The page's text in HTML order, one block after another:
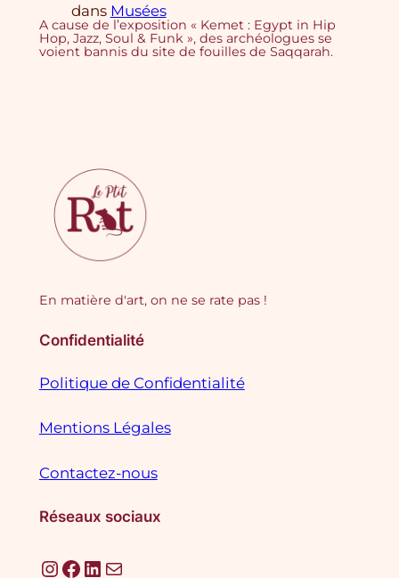
dans Musées
A cause de l’exposition « Kemet : Egypt in Hip
Hop, Jazz, Soul & Funk », des archéologues se
voient bannis du site de fouilles de Saqqarah.
En matière d'art, on ne se rate pas !
Confidentialité
Politique de Confidentialité
Mentions Légales
Contactez-nous
Réseaux sociaux
InstagramFacebook LinkedIn E-mail